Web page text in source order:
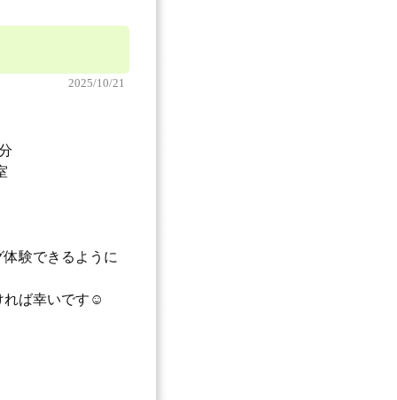
2025/10/21
験できるように
れば幸いです☺️